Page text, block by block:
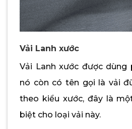
Vải Lanh xước
Vải Lanh xước được dùng
nó còn có tên gọi là vải
theo kiểu xước, đây là
biệt cho loại vải này.